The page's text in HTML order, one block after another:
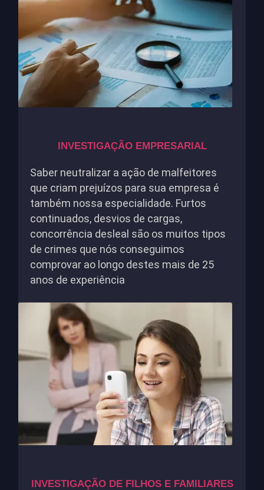
INVESTIGAÇÃO EMPRESARIAL
Saber neutralizar a ação de malfeitores
que criam prejuízos para sua empresa é
também nossa especialidade. Furtos
continuados, desvios de cargas,
concorrência desleal são os muitos tipos
de crimes que nós conseguimos
comprovar ao longo destes mais de 25
anos de experiência
INVESTIGAÇÃO DE FILHOS E FAMILIARES